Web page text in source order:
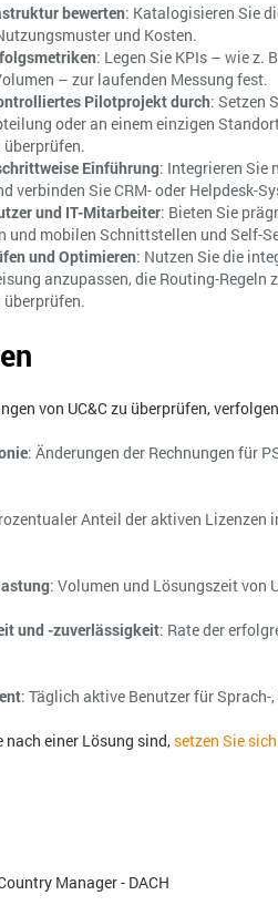
bewerten: Katalogisieren Sie
und Kosten.
: Legen Sie KPIs – wie z.
– zur laufenden Messung fest.
Pilotprojekt durch: Setzen
oder an einem einzigen
überprüfen.
Einführung: Integrieren Sie
verbinden Sie CRM- oder Helpdesk-
und IT-Mitarbeiter: Bieten Sie
und mobilen Schnittstellen und Self-
und Optimieren: Nutzen Sie die
anzupassen, die Routing-Regeln
von UC&C zu überprüfen,
: Änderungen der Rechnungen für
Anteil der aktiven Lizenzen
: Volumen und Lösungszeit von
und -zuverlässigkeit: Rate der
: Täglich aktive Benutzer für
nach einer Lösung sind,setzen Sie
Manager - DACH